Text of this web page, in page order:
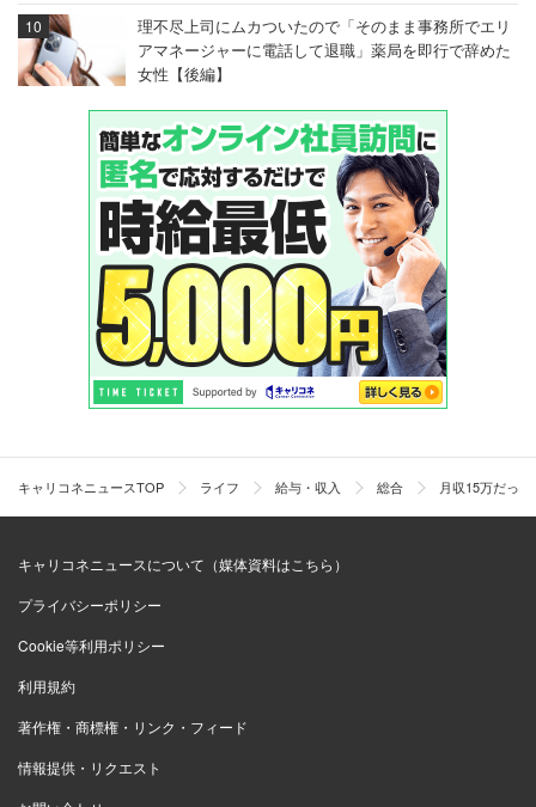
理不尽上司にムカついたので「そのまま事務所でエリ
アマネージャーに電話して退職」薬局を即行で辞めた
女性【後編】
キャリコネニュースTOP ライフ 給与・収入 総合 月収15万だっ
キャリコネニュースについて（媒体資料はこちら）
プライバシーポリシー
Cookie等利用ポリシー
利用規約
著作権・商標権・リンク・フィード
情報提供・リクエスト